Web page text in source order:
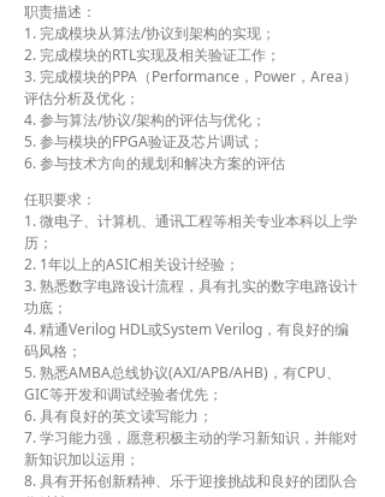
加入我们
关于我们
最新消息
职责描述：
1. 完成模块从算法/协议到架构的实现；
2. 完成模块的RTL实现及相关验证工作；
3. 完成模块的PPA（Performance，Power，Area）
评估分析及优化；
4. 参与算法/协议/架构的评估与优化；
5. 参与模块的FPGA验证及芯片调试；
6. 参与技术方向的规划和解决方案的评估
任职要求：
1. 微电子、计算机、通讯工程等相关专业本科以上学
历；
2. 1年以上的ASIC相关设计经验；
3. 熟悉数字电路设计流程，具有扎实的数字电路设计
功底；
4. 精通Verilog HDL或System Verilog，有良好的编
码风格；
5. 熟悉AMBA总线协议(AXI/APB/AHB)，有CPU、
GIC等开发和调试经验者优先；
6. 具有良好的英文读写能力；
7. 学习能力强，愿意积极主动的学习新知识，并能对
新知识加以运用；
8. 具有开拓创新精神、乐于迎接挑战和良好的团队合